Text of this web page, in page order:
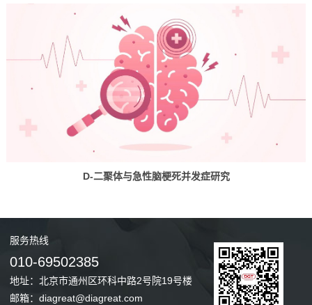
D-二聚体与急性脑梗死并发症研究
服务热线
010-69502385
地址：北京市通州区环科中路2号院19号楼
邮箱：diagreat@diagreat.com